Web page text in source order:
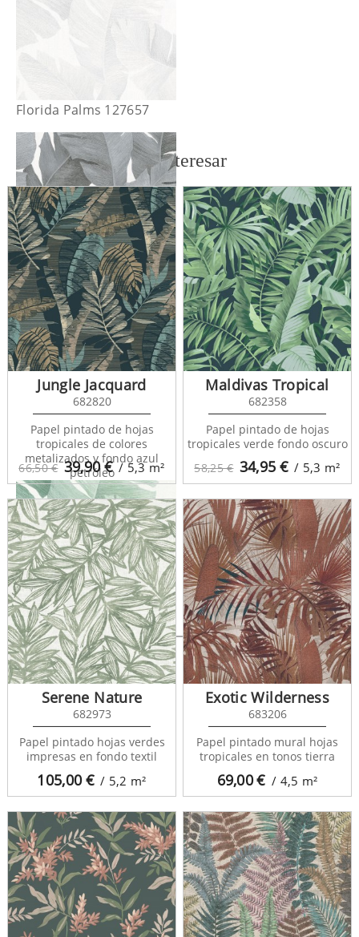
Florida Palms 127657
Florida Palms 127658
Florida Palms 127660
También te puede interesar
66,50 € 39,90€ / 5,3m²
Jungle Jacquard
682820
Papel pintado de hojas
tropicales de colores
metalizados y fondo azul
petróleo
58,25 € 34,95 € / 5,3 m²
Maldivas Tropical
682358
Papel pintado de hojas
tropicales verde fondo oscuro
105,00€ / 5,2 m²
Serene Nature
682973
Papel pintado hojas verdes
impresas en fondo textil
69,00€ / 4,5 m²
Exotic Wilderness
683206
Papel pintado mural hojas
tropicales en tonos tierra